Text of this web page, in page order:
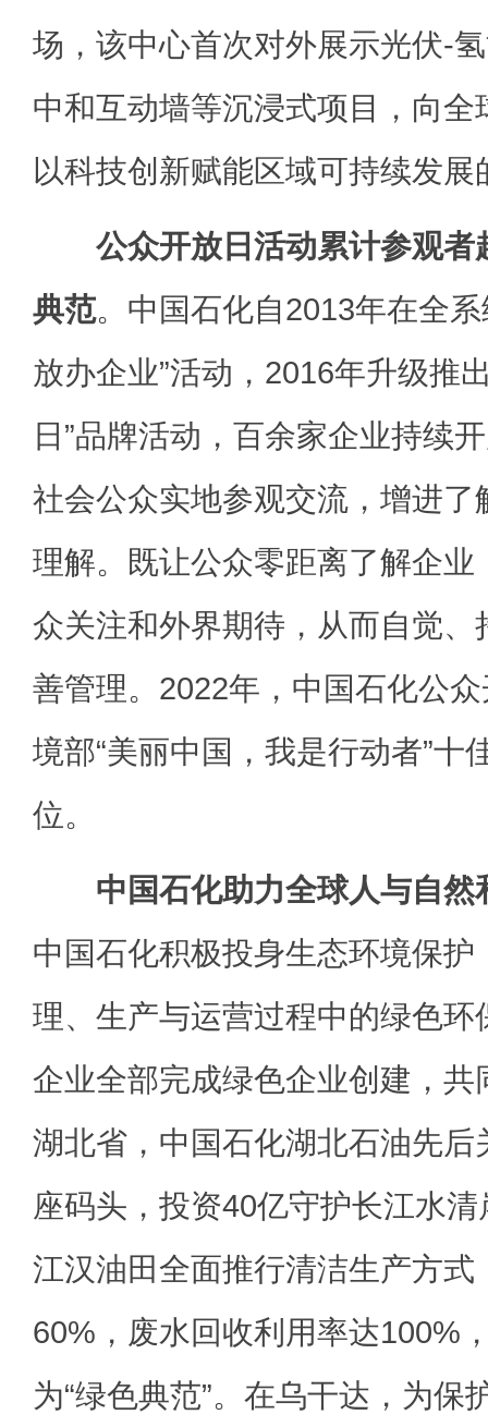
场，该中心首次对外展示光伏-
中和互动墙等沉浸式项目，向
以科技创新赋能区域可持续发展
公众开放日活动累计参观者
典范。中国石化自2013年在全
放办企业”活动，2016年升级推
日”品牌活动，百余家企业持续
社会公众实地参观交流，增进了
理解。既让公众零距离了解企业
众关注和外界期待，从而自觉、
善管理。2022年，中国石化公
境部“美丽中国，我是行动者”十
位。
中国石化助力全球人与自然
中国石化积极投身生态环境保护
理、生产与运营过程中的绿色环
企业全部完成绿色企业创建，共
湖北省，中国石化湖北石油先后
座码头，投资40亿守护长江水
江汉油田全面推行清洁生产方式
60%，废水回收利用率达100%
为“绿色典范”。在乌干达，为保